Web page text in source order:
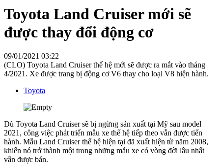
Toyota Land Cruiser mới sẽ
được thay đổi động cơ
09/01/2021 03:22
(CLO) Toyota Land Cruiser thế hệ mới sẽ được ra mắt vào tháng
4/2021. Xe được trang bị động cơ V6 thay cho loại V8 hiện hành.
Toyota
Dù Toyota Land Cruiser sẽ bị ngừng sản xuất tại Mỹ sau model
2021, công việc phát triển mẫu xe thế hệ tiếp theo vẫn được tiến
hành. Mẫu Land Cruiser thế hệ hiện tại đã xuất hiện từ năm 2008,
khiến nó trở thành một trong những mẫu xe có vòng đời lâu nhất
vẫn được bán.